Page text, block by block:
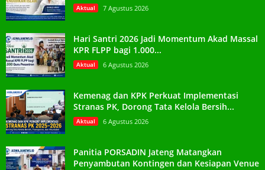
Aktual 7 Agustus 2026
Hari Santri 2026 Jadi Momentum Akad Massal
KPR FLPP bagi 1.000...
Aktual 6 Agustus 2026
Kemenag dan KPK Perkuat Implementasi
Stranas PK, Dorong Tata Kelola Bersih...
Aktual 6 Agustus 2026
Panitia PORSADIN Jateng Matangkan
Penyambutan Kontingen dan Kesiapan Venue